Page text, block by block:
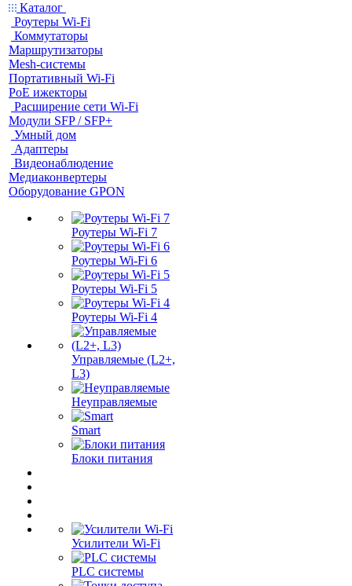
Каталог
Роутеры Wi-Fi
Коммутаторы
Маршрутизаторы
Mesh-системы
Портативный Wi-Fi
PoE ижекторы
Расширение сети Wi‑Fi
Модули SFP / SFP+
Умный дом
Адаптеры
Видеонаблюдение
Медиаконвертеры
Оборудование GPON
Роутеры Wi-Fi 7
Роутеры Wi-Fi 6
Роутеры Wi-Fi 5
Роутеры Wi-Fi 4
Управляемые (L2+,
L3)
Неуправляемые
Smart
Блоки питания
Усилители Wi-Fi
PLC системы